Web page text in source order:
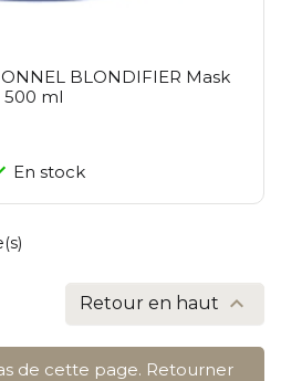
BLONDIFIER Mask
500 ml
En stock
Retour en haut 
de cette page. Retourner